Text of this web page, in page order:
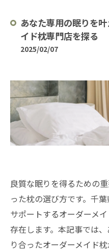
あなた専用の眠りを
イド枕専門店を探る
2025/02/07
良質な眠りを得るための
った枕の選び方です。千
サポートするオーダーメ
存在します。本記事では
り合ったオーダーメイド